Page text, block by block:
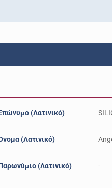
(Λατινικό)
(Λατινικό)
(Λατινικό) -